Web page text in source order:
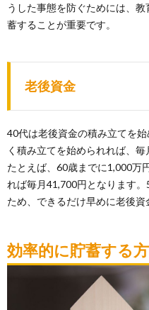
うした事態を防ぐためには、
蓄することが重要です。
老後資金
40代は老後資金の積み立てを
く積み立てを始められれば、毎
たとえば、60歳までに1,000万
れば毎月41,700円となります
ため、できるだけ早めに老後資
効率的に貯蓄する